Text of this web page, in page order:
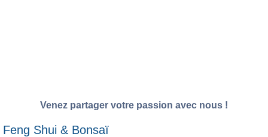
Venez partager votre passion avec nous !
Feng Shui & Bonsaï